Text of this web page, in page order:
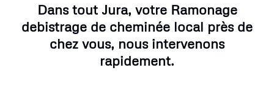
Dans tout Jura, votre Ramonage
debistrage de cheminée local près de
chez vous, nous intervenons
rapidement.